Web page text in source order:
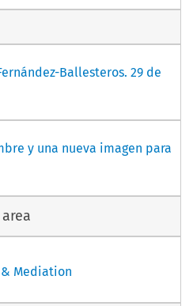
Ballesteros. 29 de
y una nueva imagen para
Mediation